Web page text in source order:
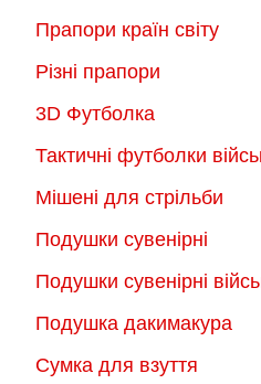
Прапори країн світу
Різні прапори
3D Футболка
Тактичні футболки
Мішені для стрільби
Подушки сувенірні
Подушки сувенірні
Подушка дакимакура
Сумка для взуття